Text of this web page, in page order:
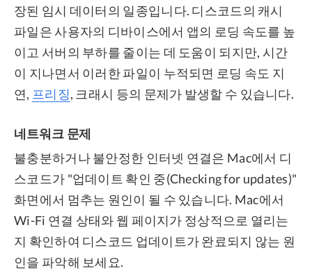
장된 임시 데이터의 일종입니다. 디스코드의 캐시
파일은 사용자의 디바이스에서 앱의 로딩 속도를 높
이고 서버의 부하를 줄이는 데 도움이 되지만, 시간
이 지나면서 이러한 파일이 누적되면 로딩 속도 지
연, 프리징, 크래시 등의 문제가 발생할 수 있습니다.
네트워크 문제
불충분하거나 불안정한 인터넷 연결은 Mac에서 디
스코드가 "업데이트 확인 중(Checking for updates)"
화면에서 멈추는 원인이 될 수 있습니다. Mac에서
Wi-Fi 연결 상태와 웹 페이지가 정상적으로 열리는
지 확인하여 디스코드 업데이트가 완료되지 않는 원
인을 파악해 보세요.